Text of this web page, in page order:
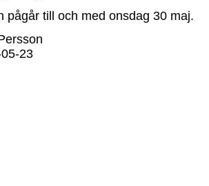
pågår till och med onsdag 30 maj.
23